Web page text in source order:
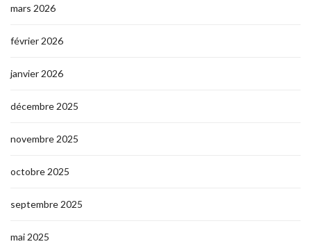
mars 2026
février 2026
janvier 2026
décembre 2025
novembre 2025
octobre 2025
septembre 2025
mai 2025